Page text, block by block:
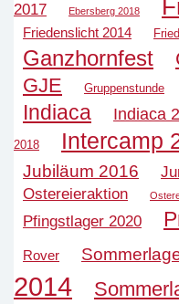
2017
Ebersberg 2018
Friedenslicht 2014
Ganzhornfest
GJE Gruppenstunde
Indiaca Indiaca
2018 Intercamp
Jubiläum 2016
Ostereieraktion
Pfingstlager 2020
Rover
2014